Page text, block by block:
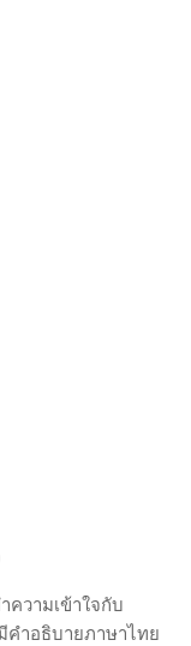
ความเข้าใจกับ
คำอธิบายภาษาไทย